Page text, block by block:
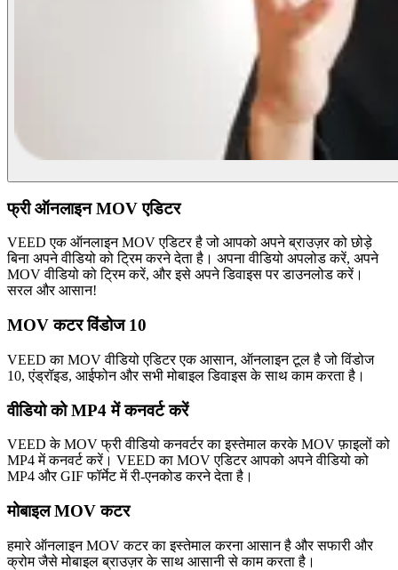
फ्री ऑनलाइन MOV एडिटर
VEED एक ऑनलाइन MOV एडिटर है जो आपको अपने ब्राउज़र को छोड़े
बिना अपने वीडियो को ट्रिम करने देता है। अपना वीडियो अपलोड करें, अपने
MOV वीडियो को ट्रिम करें, और इसे अपने डिवाइस पर डाउनलोड करें।
सरल और आसान!
MOV कटर विंडोज 10
VEED का MOV वीडियो एडिटर एक आसान, ऑनलाइन टूल है जो विंडोज
10, एंड्रॉइड, आईफोन और सभी मोबाइल डिवाइस के साथ काम करता है।
वीडियो को MP4 में कनवर्ट करें
VEED के MOV फ्री वीडियो कनवर्टर का इस्तेमाल करके MOV फ़ाइलों को
MP4 में कनवर्ट करें। VEED का MOV एडिटर आपको अपने वीडियो को
MP4 और GIF फॉर्मेट में री-एनकोड करने देता है।
मोबाइल MOV कटर
हमारे ऑनलाइन MOV कटर का इस्तेमाल करना आसान है और सफारी और
क्रोम जैसे मोबाइल ब्राउज़र के साथ आसानी से काम करता है।